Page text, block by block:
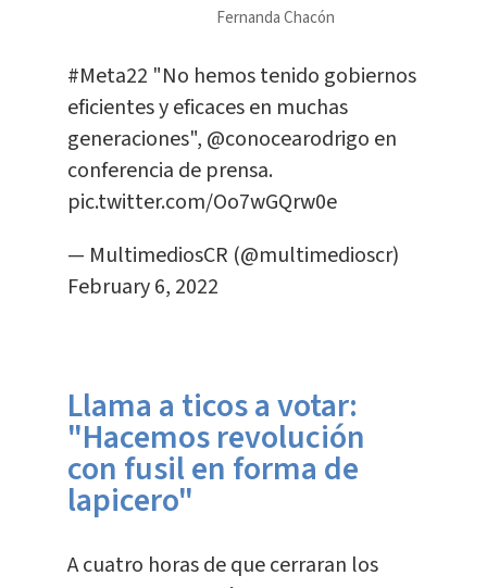
Fernanda Chacón
#Meta22 "No hemos tenido gobiernos
eficientes y eficaces en muchas
generaciones", @conocearodrigo en
conferencia de prensa.
pic.twitter.com/Oo7wGQrw0e
— MultimediosCR (@multimedioscr)
February 6, 2022
Llama a ticos a votar:
"Hacemos revolución
con fusil en forma de
lapicero"
A cuatro horas de que cerraran los